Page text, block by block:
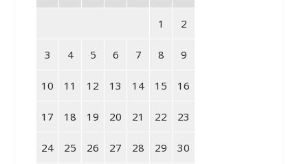
1 2
3 4 5 6 7 8 9
10 11 12 13 14 15 16
17 18 19 20 21 22 23
24 25 26 27 28 29 30